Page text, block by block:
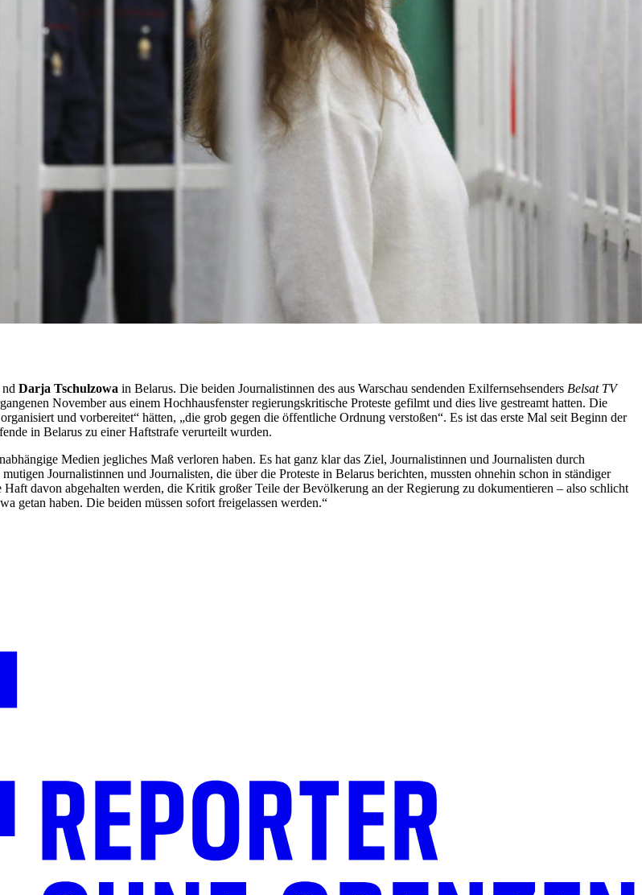
nd Darja Tschulzowa in Belarus. Die beiden Journalistinnen des aus Warschau sendenden Exilfernsehsenders Belsat TV
November aus einem Hochhausfenster regierungskritische Proteste gefilmt und dies live gestreamt hatten. Die
und vorbereitet“ hätten, „die grob gegen die öffentliche Ordnung verstoßen“. Es ist das erste Mal seit Beginn der
in Belarus zu einer Haftstrafe verurteilt wurden.
Medien jegliches Maß verloren haben. Es hat ganz klar das Ziel, Journalistinnen und Journalisten durch
Journalistinnen und Journalisten, die über die Proteste in Belarus berichten, mussten ohnehin schon in ständiger
davon abgehalten werden, die Kritik großer Teile der Bevölkerung an der Regierung zu dokumentieren – also schlicht
getan haben. Die beiden müssen sofort freigelassen werden.“